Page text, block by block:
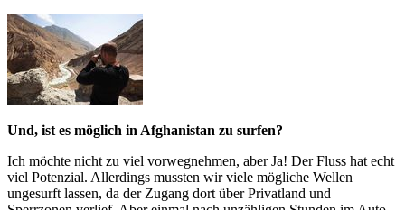
Und, ist es möglich in Afghanistan zu surfen?
Ich möchte nicht zu viel vorwegnehmen, aber Ja! Der Fluss hat echt
viel Potenzial. Allerdings mussten wir viele mögliche Wellen
ungesurft lassen, da der Zugang dort über Privatland und